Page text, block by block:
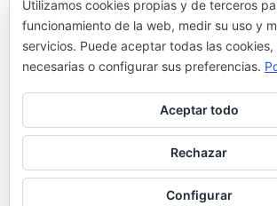
PESCADO PLANTA
PRODUCTOS TEMPORALIDAD
THE WORLD'S 50 BEST TRADICION
VEGETAL VERANO
Utilizamos cookies propias y de terceros
funcionamiento de la web, medir su uso y
servicios. Puede aceptar todas las
necesarias o configurar sus preferencias.
Aceptar todo
Rechazar
Configurar